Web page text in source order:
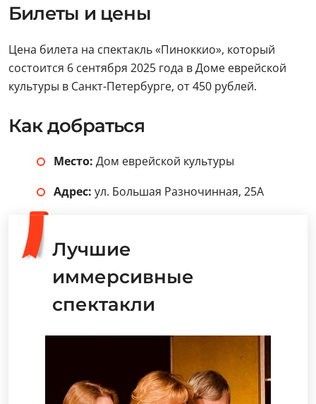
Билеты и цены
Цена билета на спектакль «Пиноккио», который
состоится 6 сентября 2025 года в Доме еврейской
культуры в Санкт-Петербурге, от 450 рублей.
Как добраться
Место: Дом еврейской культуры
Адрес: ул. Большая Разночинная, 25А
Лучшие
иммерсивные
спектакли